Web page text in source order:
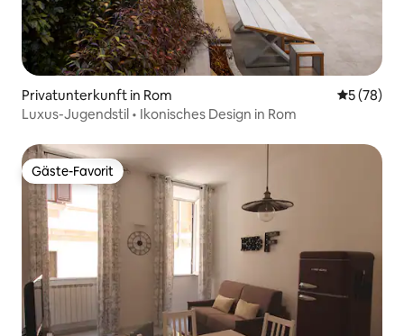
Privatunterkunft in Rom
5 (78)
Luxus-Jugendstil • Ikonisches Design in Rom
Gäste-Favorit
Gäste-Favorit